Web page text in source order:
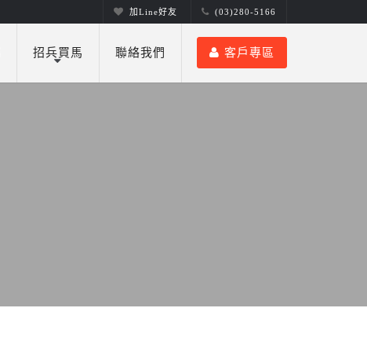
加Line好友 (03)280-5166
招兵買馬 聯絡我們 客戶專區